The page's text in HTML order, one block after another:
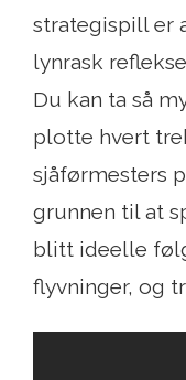
strategispill er
lynrask
Du kan ta så
plotte hvert
sjåførmesters
grunnen til at
blitt ideelle
flyvninger, og